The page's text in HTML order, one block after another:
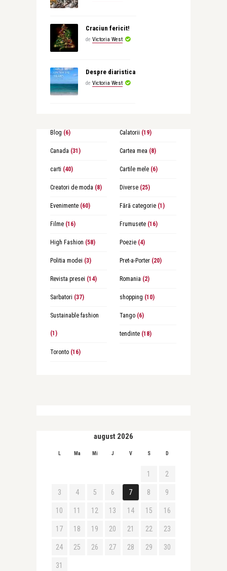
Craciun fericit!
de Victoria West
Despre diaristica
de Victoria West
Blog (6) Calatorii (19)
Canada (31) Cartea mea (8)
carti (40) Cartile mele(6)
Creatori de moda (8) Diverse(25)
Evenimente(60) Fără categorie(1)
Filme(16) Frumusete(16)
High Fashion (58) Poezie(4)
Politia modei (3) Pret-a-Porter(20)
Revista presei (14) Romania (2)
Sarbatori (37) shopping (10)
Sustainable fashion
(1)
Tango(6)
tendinte(18)
Toronto(16)
august 2026
L Ma Mi J V S D
1 2
3 4 5 6 7 8 9
10 11 12 13 14 15 16
17 18 19 20 21 22 23
24 25 26 27 28 29 30
31